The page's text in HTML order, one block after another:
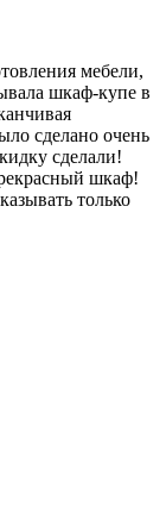
мебели,
шкаф-купе в
сделано очень
сделали!
шкаф!
только